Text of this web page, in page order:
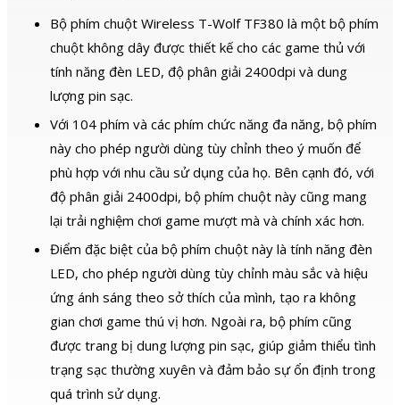
Bộ phím chuột Wireless T-Wolf TF380 là một bộ phím
chuột không dây được thiết kế cho các game thủ với
tính năng đèn LED, độ phân giải 2400dpi và dung
lượng pin sạc.
Với 104 phím và các phím chức năng đa năng, bộ phím
này cho phép người dùng tùy chỉnh theo ý muốn để
phù hợp với nhu cầu sử dụng của họ. Bên cạnh đó, với
độ phân giải 2400dpi, bộ phím chuột này cũng mang
lại trải nghiệm chơi game mượt mà và chính xác hơn.
Điểm đặc biệt của bộ phím chuột này là tính năng đèn
LED, cho phép người dùng tùy chỉnh màu sắc và hiệu
ứng ánh sáng theo sở thích của mình, tạo ra không
gian chơi game thú vị hơn. Ngoài ra, bộ phím cũng
được trang bị dung lượng pin sạc, giúp giảm thiểu tình
trạng sạc thường xuyên và đảm bảo sự ổn định trong
quá trình sử dụng.